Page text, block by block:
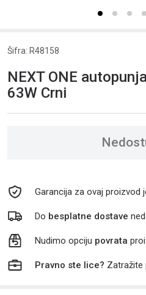
Šifra: R48158
NEXT ONE
63W Crni
Garancija za ovaj proizvod
Do besplatne dostave
Nudimo opciju povrata
Pravno ste lice? Zatražite